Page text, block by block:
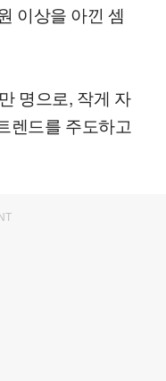
이상을 아낀 셈
명으로, 작게 자
렌드를 주도하고